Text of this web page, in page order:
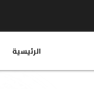
الرئيسية